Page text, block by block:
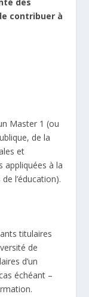
contribuer à
Master 1 (ou
de la
et
appliquées à la
l’éducation).
titulaires
de
d’un
échéant –